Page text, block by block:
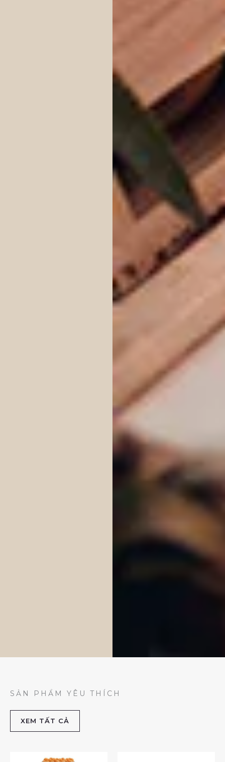
SẢN PHẨM YÊU THÍCH
XEM TẤT CẢ